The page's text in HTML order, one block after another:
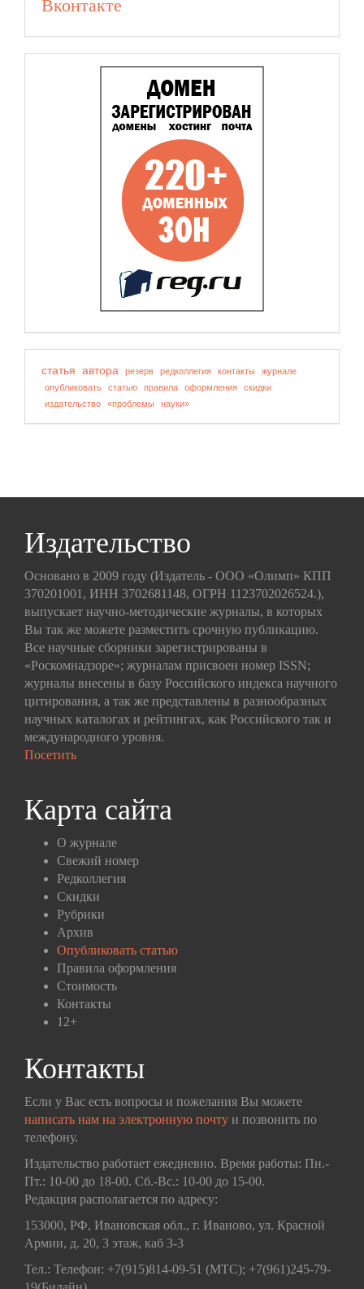
Вконтакте
статья автора резерв редколлегия контакты
журнале
опубликовать
статью правила оформления
скидки
издательство
«проблемы науки»
Издательство
Основано в 2009 году (Издатель - ООО «Олимп» КПП
370201001, ИНН 3702681148, ОГРН 1123702026524.),
выпускает научно-методические журналы, в которых
Вы так же можете разместить срочную публикацию.
Все научные сборники зарегистрированы в
«Роскомнадзоре»; журналам присвоен номер ISSN;
журналы внесены в базу Российского индекса научного
цитирования, а так же представлены в разнообразных
научных каталогах и рейтингах, как Российского так и
международного уровня.
Посетить
Карта сайта
О журнале
Свежий номер
Редколлегия
Скидки
Рубрики
Архив
Опубликовать статью
Правила оформления
Стоимость
Контакты
12+
Контакты
Если у Вас есть вопросы и пожелания Вы можете
написать нам на электронную почту и позвонить по
телефону.
Издательство работает ежедневно. Время работы: Пн.-
Пт.: 10-00 до 18-00. Сб.-Вс.: 10-00 до 15-00.
Редакция располагается по адресу:
153000, РФ, Ивановская обл., г. Иваново, ул. Красной
Армии, д. 20, 3 этаж, каб 3-3
Тел.: Телефон: +7(915)814-09-51 (МТС); +7(961)245-79-